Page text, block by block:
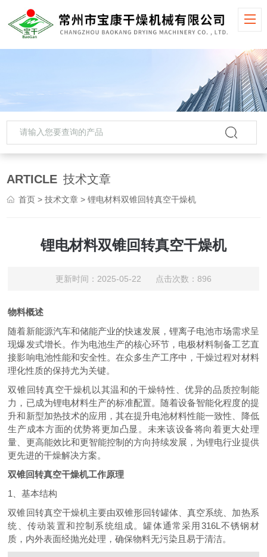
ARTICLE 技术文章
首页 >技术文章 > 锂电材料双锥回转真空干燥机
锂电材料双锥回转真空干燥机
更新时间：2025-05-22 点击次数：896
物料概述
随着新能源汽车和储能产业的快速发展，锂离子电池市场需求呈
现爆发式增长。作为电池生产的核心环节，电极材料制备工艺直
接影响电池性能和安全性。在众多生产工序中，干燥过程对材料
理化性质的保持尤为关键。
双锥回转真空干燥机以其温和的干燥特性、优异的品质控制能
力，已成为锂电材料生产的标准配置。随着设备智能化程度的提
升和新型加热技术的应用，其在提升电池材料性能一致性、降低
生产成本方面的优势将更加凸显。未来该设备将向着更大处理
量、更高能效比和更智能控制的方向持续发展，为锂电行业提供
更先进的干燥解决方案。
双锥回转真空干燥机工作原理
1、基本结构
双锥回转真空干燥机主要由双锥形回转罐体、真空系统、加热系
统、传动装置和控制系统组成。罐体通常采用316L不锈钢材
质，内外表面经抛光处理，确保物料无污染且易于清洁。